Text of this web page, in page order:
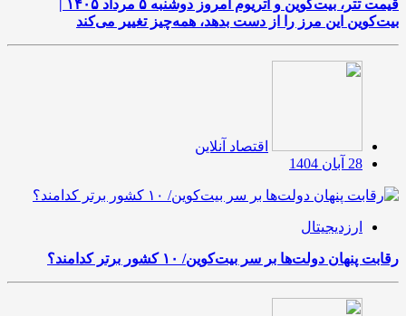
قیمت تتر، بیت‌کوین و اتریوم امروز دوشنبه ۵ مرداد ۱۴۰۵ |
بیت‌کوین این مرز را از دست بدهد، همه‌چیز تغییر می‌کند
اقتصاد آنلاین
28 آبان 1404
ارزدیجیتال
رقابت پنهان دولت‌ها بر سر بیت‌کوین/ ۱۰ کشور برتر کدامند؟